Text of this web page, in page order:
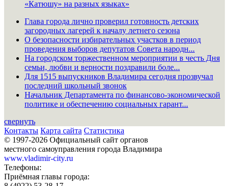
«Катюшу» на разных языках»
Глава города лично проверил готовность детских
загородных лагерей к началу летнего сезона
О безопасности избирательных участков в период
проведения выборов депутатов Совета народн...
На городском торжественном мероприятии в честь Дня
семьи, любви и верности поздравили боле...
Для 1515 выпускников Владимира сегодня прозвучал
последний школьный звонок
Начальник Департамента по финансово-экономической
политике и обеспечению социальных гарант...
свернуть
Контакты Карта сайта Статистика
© 1997-2026 Официальный сайт органов
местного самоуправления города Владимира
www.vladimir-city.ru
Телефоны:
Приёмная главы города: